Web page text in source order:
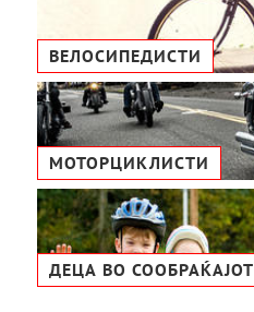
ВЕЛОСИПЕДИСТИ
МОТОРЦИКЛИСТИ
ДЕЦА ВО СООБРАЌАЈОТ